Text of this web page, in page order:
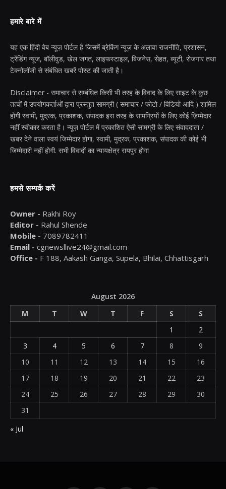
हमारे बारे में
यह एक हिंदी वेब न्यूज़ पोर्टल है जिसमें ब्रेकिंग न्यूज़ के अलावा राजनीति, प्रशासन,
ट्रेंडिंग न्यूज, बॉलीवुड, खेल जगत, लाइफस्टाइल, बिजनेस, सेहत, ब्यूटी, रोजगार तथा
टेक्नोलॉजी से संबंधित खबरें पोस्ट की जाती है।
Disclaimer - समाचार से सम्बंधित किसी भी तरह के विवाद के लिए साइट के कुछ
तत्वों में उपयोगकर्ताओं द्वारा प्रस्तुत सामग्री ( समाचार / फोटो / विडियो आदि ) शामिल
होगी स्वामी, मुद्रक, प्रकाशक, संपादक इस तरह के सामग्रियों के लिए कोई ज़िम्मेदार
नहीं स्वीकार करता है। न्यूज़ पोर्टल में प्रकाशित ऐसी सामग्री के लिए संवाददाता /
खबर देने वाला स्वयं जिम्मेदार होगा, स्वामी, मुद्रक, प्रकाशक, संपादक की कोई भी
जिम्मेदारी नहीं होगी. सभी विवादों का न्यायक्षेत्र रायपुर होगा
हमसे सम्पर्क करें
Owner - Rakhi Roy
Editor - Rahul Shende
Mobile - 7089782411
Email - cgnewsllive24@gmail.com
Office - F 188, Aakash Ganga, Supela, Bhilai, Chhattisgarh
August 2026
M
T W T F S
S
1
2
3
4 5 6 7 8
9
10
11 12 13 14 15
16
17
18 19 20 21 22
23
24
25 26 27 28 29
30
31
« Jul